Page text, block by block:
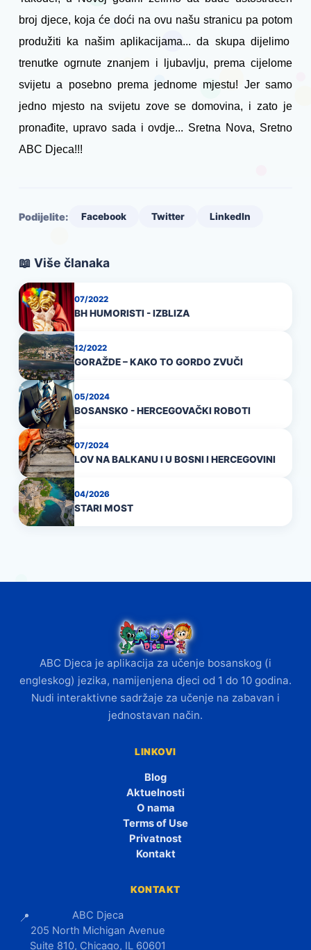
broj djece, koja će doći na ovu našu stranicu pa potom
produžiti ka našim aplikacijama... da skupa dijelimo
trenutke ogrnute znanjem i ljubavlju, prema cijelome
svijetu a posebno prema jednome mjestu! Jer samo
jedno mjesto na svijetu zove se domovina, i zato je
pronađite, upravo sada i ovdje... Sretna Nova, Sretno
ABC Djeca!!!
Podijelite: Facebook Twitter LinkedIn
📖 Više članaka
07/2022
BH HUMORISTI - IZBLIZA
12/2022
GORAŽDE – KAKO TO GORDO ZVUČI
05/2024
BOSANSKO - HERCEGOVAČKI ROBOTI
07/2024
LOV NA BALKANU I U BOSNI I HERCEGOVINI
04/2026
STARI MOST
ABC Djeca je aplikacija za učenje bosanskog (i
engleskog) jezika, namijenjena djeci od 1 do 10 godina.
Nudi interaktivne sadržaje za učenje na zabavan i
jednostavan način.
LINKOVI
Blog
Aktuelnosti
O nama
Terms of Use
Privatnost
Kontakt
KONTAKT
📍
ABC Djeca
205 North Michigan Avenue
Suite 810, Chicago, IL 60601